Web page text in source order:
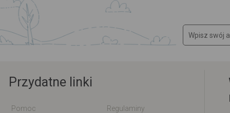
Przydatne linki
Pomoc
Regulaminy